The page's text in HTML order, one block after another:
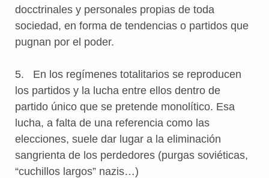
docctrinales y personales propias de toda
sociedad, en forma de tendencias o partidos que
pugnan por el poder.
5. En los regímenes totalitarios se reproducen
los partidos y la lucha entre ellos dentro de
partido único que se pretende monolítico. Esa
lucha, a falta de una referencia como las
elecciones, suele dar lugar a la eliminación
sangrienta de los perdedores (purgas soviéticas,
“cuchillos largos” nazis…)